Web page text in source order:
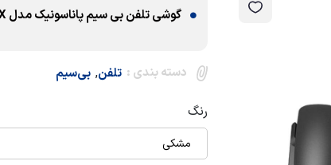
گوشی تلفن بی سیم پاناسونیک مدل KX-TGF320JX
دسته بندی : تلفن, بی‌سیم
رنگ
مشکی